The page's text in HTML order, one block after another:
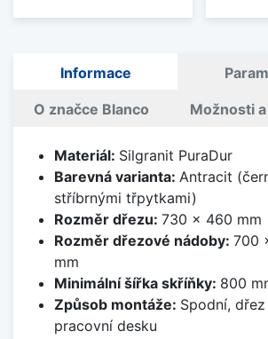
Informace
O značce Blanco Možnosti
Materiál: Silgranit PuraDur
Barevná varianta: Antracit
stříbrnými třpytkami)
Rozměr dřezu: 730 x 460 mm
Rozměr dřezové nádoby: 700
mm
Minimální šířka skříňky: 800
Způsob montáže: Spodní,
pracovní desku